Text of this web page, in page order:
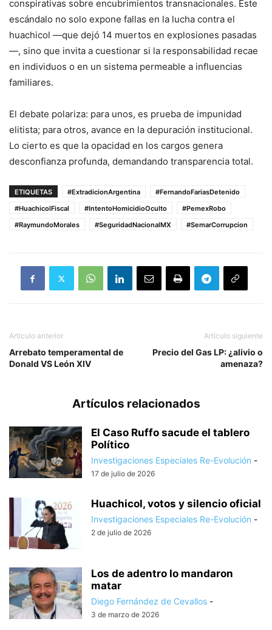
conspirativas sobre encubrimientos transnacionales. Este
escándalo no solo expone fallas en la lucha contra el
huachicol —que dejó 14 muertos en explosiones pasadas
—, sino que invita a cuestionar si la responsabilidad recae
en individuos o en un sistema permeable a influencias
familiares.
El debate polariza: para unos, es prueba de impunidad
elitista; para otros, avance en la depuración institucional.
Lo cierto es que la opacidad en los cargos genera
desconfianza profunda, demandando transparencia total.
ETIQUETAS #ExtradicionArgentina
#FernandoFariasDetenido
#HuachicolFiscal
#IntentoHomicidioOculto
#PemexRobo
#RaymundoMorales
#SeguridadNacionalMX #SemarCorrupcion
Artículo anterior
Arrebato temperamental de
Donald VS León XIV
Artículo siguiente
Precio del Gas LP: ¿alivio o
amenaza?
Artículos relacionados
El Caso Ruffo sacude el tablero
Político
Investigaciones Especiales Re-Evolución -
17 de julio de 2026
Huachicol, votos y silencio oficial
Investigaciones Especiales Re-Evolución -
2 de julio de 2026
Los de adentro lo mandaron
matar
Diego Fernández de Cevallos -
3 de marzo de 2026